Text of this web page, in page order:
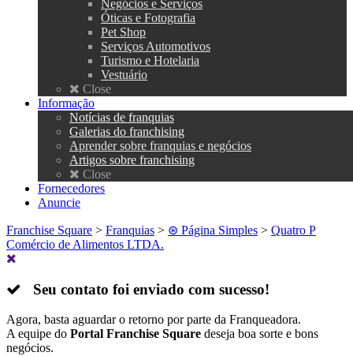
Negócios e Serviços
Óticas e Fotografia
Pet Shop
Serviços Automotivos
Turismo e Hotelaria
Vestuário
Close
Informação
Notícias de franquias
Galerias do franchising
Aprender sobre franquias e negócios
Artigos sobre franchising
Close
Fornecedores
Anuncie
Franchise Square > Franquias > ⊛ Página Simples > Quatro P
Comércio de Alimentos LTDA.
Seu contato foi enviado com sucesso!
Agora, basta aguardar o retorno por parte da Franqueadora.
A equipe do Portal Franchise Square deseja boa sorte e bons
negócios.